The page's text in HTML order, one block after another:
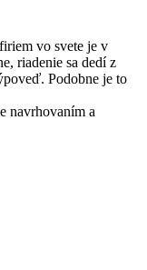
vo svete je v
riadenie sa dedí z
Podobne je to
navrhovaním a